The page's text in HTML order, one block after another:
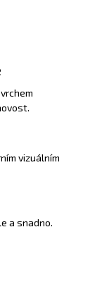
vizuálním
a snadno.